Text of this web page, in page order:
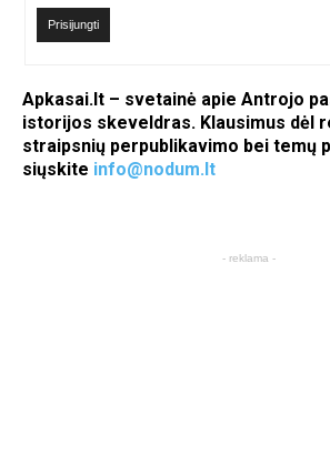
Prisijungti
Apkasai.lt – svetainė apie Antrojo
istorijos skeveldras. Klausimus dėl
straipsnių perpublikavimo bei temų
siųskite info@nodum.lt
- reklama -